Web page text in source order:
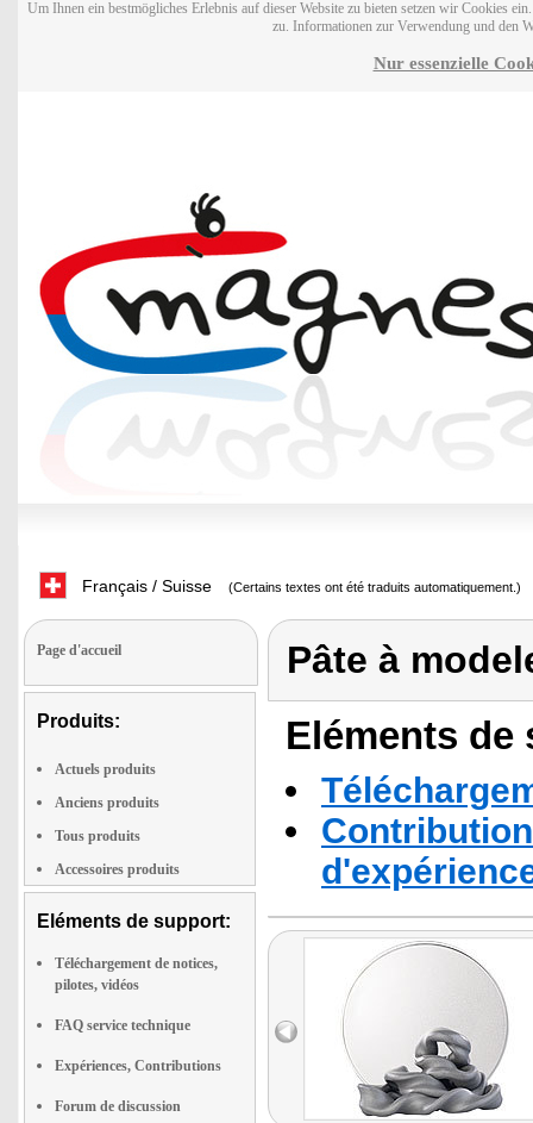
Um Ihnen ein bestmögliches Erlebnis auf dieser Website zu bieten setzen wir Cookies
zu. Informationen zur Verwendung und den
Nur essenzielle
Français / Suisse (Certains textes ont été traduits automatiquement.)
Page d'accueil
Produits:
Actuels produits
Anciens produits
Tous produits
Accessoires produits
Eléments de support:
Téléchargement de notices,
pilotes, vidéos
FAQ service technique
Expériences, Contributions
Forum de discussion
Pâte à
Eléments